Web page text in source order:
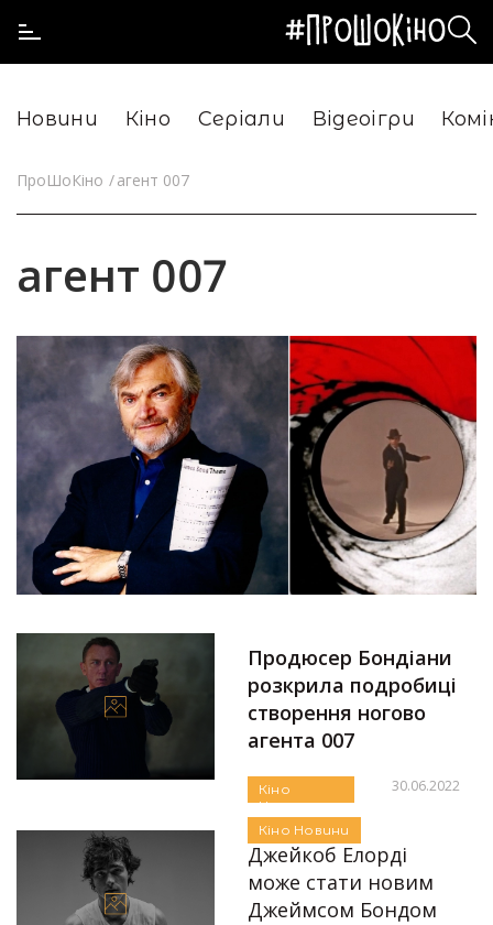
Новини Кіно Серіали Відеоігри
ПроШоКіно агент 007
агент 007
Кіно
Новини
Продюсер Бондіани
розкрила подробиці
створення ногово
агента 007
30.06.2022
Кіно Новини
Джейкоб Елорді
може стати новим
Джеймсом Бондом